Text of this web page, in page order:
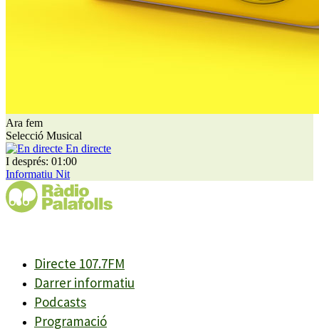
Ara fem
Selecció Musical
En directe
I després: 01:00
Informatiu Nit
Directe 107.7FM
Darrer informatiu
Podcasts
Programació